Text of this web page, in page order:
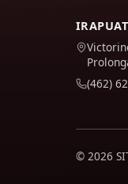
(462)
© 2026